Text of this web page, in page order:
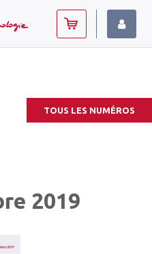
TOUS LES NUMÉROS
2019